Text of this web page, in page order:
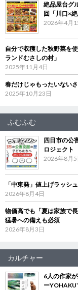
絶品屋台グ
回「川口×
2026年4月
自分で収穫した秋野菜を
ランドむさしの村」
2025年11月4日
春だけじゃもったいない
2025年10月23日
ふむふむ
四日市の公
ロジェクト
2026年8月5
「中東発」値上げラッ
2026年8月4日
物価高でも「夏は家族で
猛暑への備えも必須
2026年8月3日
カルチャー
6人の作家
ー